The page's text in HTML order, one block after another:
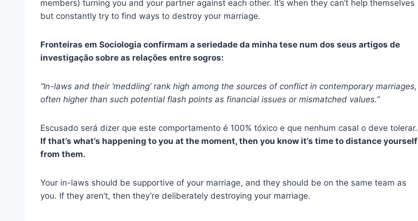
members) turning you and your partner against each other. It’s when they can’t help themselves
but constantly try to find ways to destroy your marriage.
Fronteiras em Sociologia confirmam a seriedade da minha tese num dos seus artigos de
investigação sobre as relações entre sogros:
“In-laws and their ‘meddling’ rank high among the sources of conflict in contemporary marriages,
often higher than such potential flash points as financial issues or mismatched values.”
Escusado será dizer que este comportamento é 100% tóxico e que nenhum casal o deve tolerar.
If that’s what’s happening to you at the moment, then you know it’s time to distance yourself
from them.
Your in-laws should be supportive of your marriage, and they should be on the same team as
you. If they aren’t, then they’re deliberately destroying your marriage.